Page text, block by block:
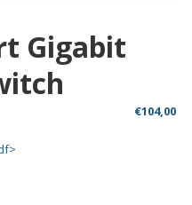
Gigabit
€104,00